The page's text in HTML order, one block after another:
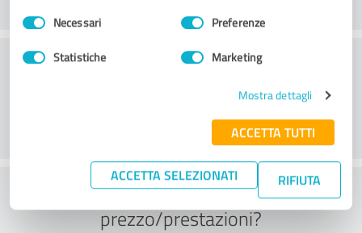
Selezione
del
Necessari Preferenze
Statistiche Marketing
Mostra dettagli
ACCETTA TUTTI
ACCETTA SELEZIONATI RIFIUTA
Servizio clienti
Cosa ne pensate del rapporto
prezzo/prestazioni?